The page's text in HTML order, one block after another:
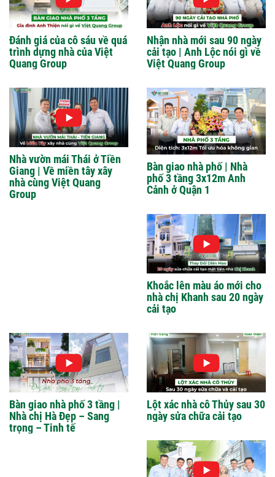
Đánh giá của cô sáu về quá
trình dựng nhà của Việt
Quang Group
Nhận nhà mới sau 90 ngày
cải tạo | Anh Lộc nói gì về
Việt Quang Group
Nhà vườn mái Thái ở Tiền
Giang | Về miền tây xây
nhà cùng Việt Quang
Group
Bàn giao nhà phố | Nhà
phố 3 tầng 3x12m Anh
Cảnh ở Quận 1
Khoắc lên màu áo mới cho
nhà chị Khanh sau 20 ngày
cải tạo
Bàn giao nhà phố 3 tầng |
Nhà chị Hà Đẹp – Sang
trọng – Tinh tế
Lột xác nhà cô Thủy sau 30
ngày sửa chữa cải tạo